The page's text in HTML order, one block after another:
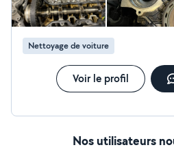
Nettoyage de voiture
Voir le profil
Nos utilisateurs